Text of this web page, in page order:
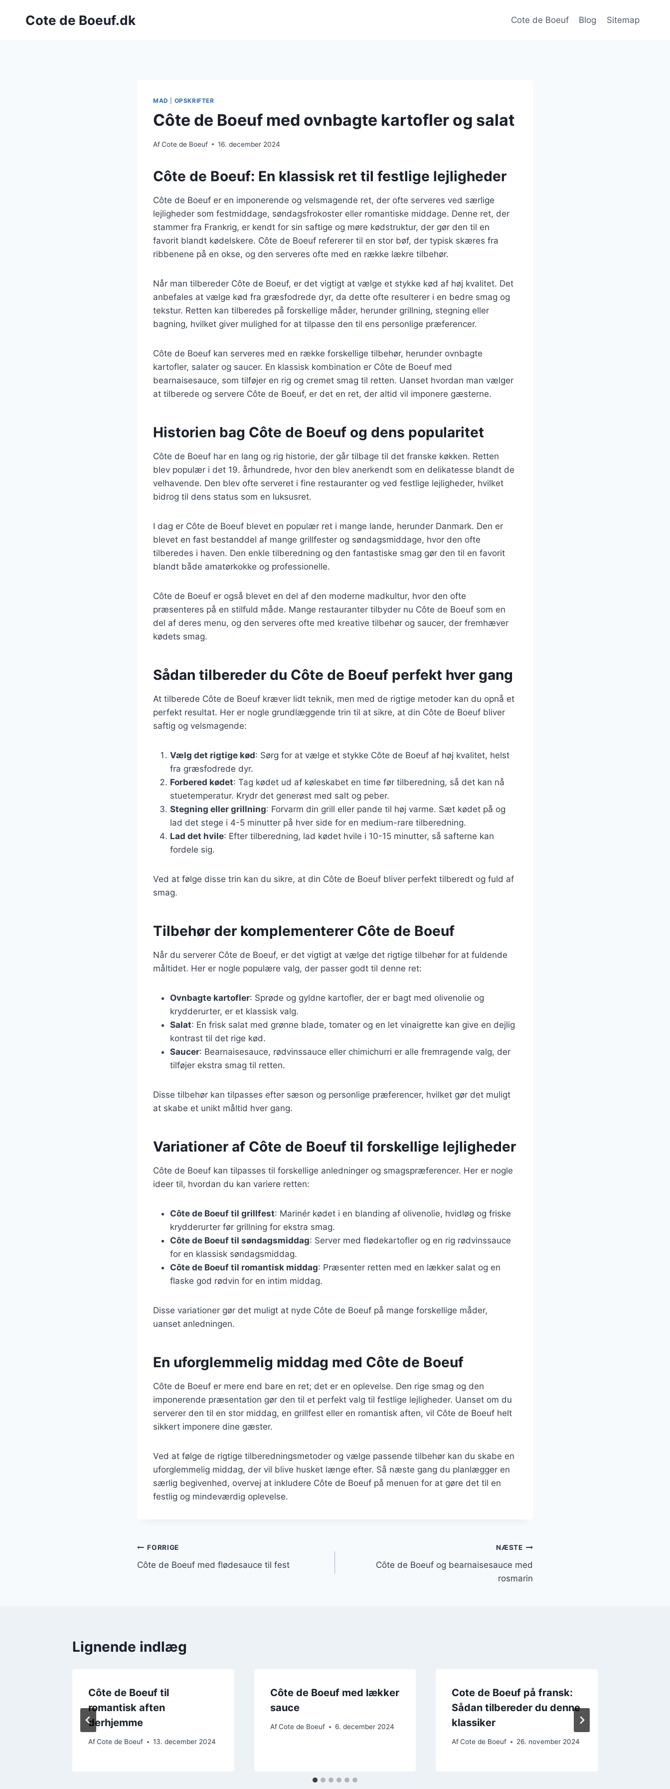
Cote de Boeuf.dk Cote de Boeuf Blog Sitemap
MAD OPSKRIFTER
Côte de Boeuf med ovnbagte kartofler og salat
AfCote de Boeuf 16. december 2024
Côte de Boeuf: En klassisk ret til festlige lejligheder
Côte de Boeuf er en imponerende og velsmagende ret, der ofte serveres ved særlige
lejligheder som festmiddage, søndagsfrokoster eller romantiske middage. Denne ret, der
stammer fra Frankrig, er kendt for sin saftige og møre kødstruktur, der gør den til en
favorit blandt kødelskere. Côte de Boeuf refererer til en stor bøf, der typisk skæres fra
ribbenene på en okse, og den serveres ofte med en række lækre tilbehør.
Når man tilbereder Côte de Boeuf, er det vigtigt at vælge et stykke kød af høj kvalitet. Det
anbefales at vælge kød fra græsfodrede dyr, da dette ofte resulterer i en bedre smag og
tekstur. Retten kan tilberedes på forskellige måder, herunder grillning, stegning eller
bagning, hvilket giver mulighed for at tilpasse den til ens personlige præferencer.
Côte de Boeuf kan serveres med en række forskellige tilbehør, herunder ovnbagte
kartofler, salater og saucer. En klassisk kombination er Côte de Boeuf med
bearnaisesauce, som tilføjer en rig og cremet smag til retten. Uanset hvordan man vælger
at tilberede og servere Côte de Boeuf, er det en ret, der altid vil imponere gæsterne.
Historien bag Côte de Boeuf og dens popularitet
Côte de Boeuf har en lang og rig historie, der går tilbage til det franske køkken. Retten
blev populær i det 19. århundrede, hvor den blev anerkendt som en delikatesse blandt de
velhavende. Den blev ofte serveret i fine restauranter og ved festlige lejligheder, hvilket
bidrog til dens status som en luksusret.
I dag er Côte de Boeuf blevet en populær ret i mange lande, herunder Danmark. Den er
blevet en fast bestanddel af mange grillfester og søndagsmiddage, hvor den ofte
tilberedes i haven. Den enkle tilberedning og den fantastiske smag gør den til en favorit
blandt både amatørkokke og professionelle.
Côte de Boeuf er også blevet en del af den moderne madkultur, hvor den ofte
præsenteres på en stilfuld måde. Mange restauranter tilbyder nu Côte de Boeuf som en
del af deres menu, og den serveres ofte med kreative tilbehør og saucer, der fremhæver
kødets smag.
Sådan tilbereder du Côte de Boeuf perfekt hver gang
At tilberede Côte de Boeuf kræver lidt teknik, men med de rigtige metoder kan du opnå et
perfekt resultat. Her er nogle grundlæggende trin til at sikre, at din Côte de Boeuf bliver
saftig og velsmagende:
Vælg det rigtige kød: Sørg for at vælge et stykke Côte de Boeuf af høj kvalitet, helst
fra græsfodrede dyr.
Forbered kødet: Tag kødet ud af køleskabet en time før tilberedning, så det kan nå
stuetemperatur. Krydr det generøst med salt og peber.
Stegning eller grillning: Forvarm din grill eller pande til høj varme. Sæt kødet på og
lad det stege i 4-5 minutter på hver side for en medium-rare tilberedning.
Lad det hvile: Efter tilberedning, lad kødet hvile i 10-15 minutter, så safterne kan
fordele sig.
Ved at følge disse trin kan du sikre, at din Côte de Boeuf bliver perfekt tilberedt og fuld af
smag.
Tilbehør der komplementerer Côte de Boeuf
Når du serverer Côte de Boeuf, er det vigtigt at vælge det rigtige tilbehør for at fuldende
måltidet. Her er nogle populære valg, der passer godt til denne ret:
Ovnbagte kartofler: Sprøde og gyldne kartofler, der er bagt med olivenolie og
krydderurter, er et klassisk valg.
Salat: En frisk salat med grønne blade, tomater og en let vinaigrette kan give en dejlig
kontrast til det rige kød.
Saucer: Bearnaisesauce, rødvinssauce eller chimichurri er alle fremragende valg, der
tilføjer ekstra smag til retten.
Disse tilbehør kan tilpasses efter sæson og personlige præferencer, hvilket gør det muligt
at skabe et unikt måltid hver gang.
Variationer af Côte de Boeuf til forskellige lejligheder
Côte de Boeuf kan tilpasses til forskellige anledninger og smagspræferencer. Her er nogle
ideer til, hvordan du kan variere retten:
Côte de Boeuf til grillfest: Marinér kødet i en blanding af olivenolie, hvidløg og friske
krydderurter før grillning for ekstra smag.
Côte de Boeuf til søndagsmiddag: Server med flødekartofler og en rig rødvinssauce
for en klassisk søndagsmiddag.
Côte de Boeuf til romantisk middag: Præsenter retten med en lækker salat og en
flaske god rødvin for en intim middag.
Disse variationer gør det muligt at nyde Côte de Boeuf på mange forskellige måder,
uanset anledningen.
En uforglemmelig middag med Côte de Boeuf
Côte de Boeuf er mere end bare en ret; det er en oplevelse. Den rige smag og den
imponerende præsentation gør den til et perfekt valg til festlige lejligheder. Uanset om du
serverer den til en stor middag, en grillfest eller en romantisk aften, vil Côte de Boeuf helt
sikkert imponere dine gæster.
Ved at følge de rigtige tilberedningsmetoder og vælge passende tilbehør kan du skabe en
uforglemmelig middag, der vil blive husket længe efter. Så næste gang du planlægger en
særlig begivenhed, overvej at inkludere Côte de Boeuf på menuen for at gøre det til en
festlig og mindeværdig oplevelse.
Indlægsnavigation
FORRIGE
Côte de Boeuf med flødesauce til fest
NÆSTE
Côte de Boeuf og bearnaisesauce med
rosmarin
Lignende indlæg
Côte de Boeuf til
romantisk aften
derhjemme
AfCote de Boeuf 13. december 2024
Côte de Boeuf med lækker
sauce
Af Cote de Boeuf 6. december 2024
Cote de Boeuf på fransk:
Sådan tilbereder du denne
klassiker
Af Cote de Boeuf 26. november 2024